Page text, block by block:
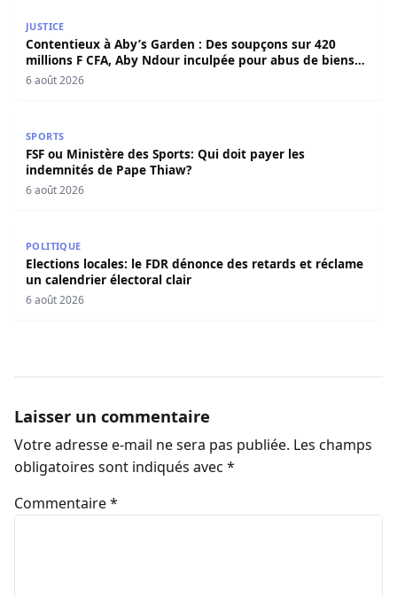
JUSTICE
Contentieux à Aby’s Garden : Des soupçons sur 420
millions F CFA, Aby Ndour inculpée pour abus de biens
sociaux
6 août 2026
SPORTS
FSF ou Ministère des Sports: Qui doit payer les
indemnités de Pape Thiaw?
6 août 2026
POLITIQUE
Elections locales: le FDR dénonce des retards et réclame
un calendrier électoral clair
6 août 2026
Laisser un commentaire
Votre adresse e-mail ne sera pas publiée. Les champs
obligatoires sont indiqués avec *
Commentaire*